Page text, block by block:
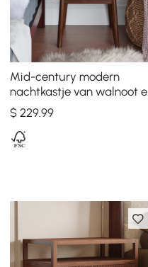
Mid-century modern
nachtkastje van walnoot en
grenen
$229.99